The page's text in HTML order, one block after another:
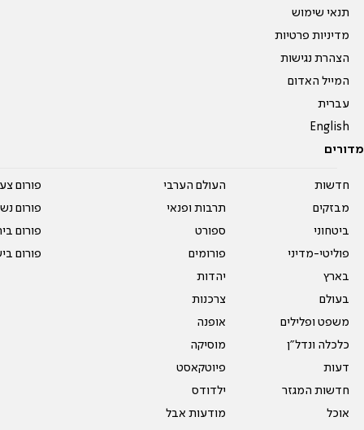
תנאי שימוש
מדיניות פרטיות
הצהרת נגישות
המייל האדום
עברית
English
מדורים
חדשות
מבזקים
ביטחוני
פוליטי-מדיני
בארץ
בעולם
משפט ופלילים
כלכלה ונדל"ן
דעות
חדשות המגזר
אוכל
העולם הערבי
תרבות ופנאי
ספורט
פורומים
יהדות
צרכנות
אופנה
מוסיקה
פיוטקאסט
ילדודס
מודעות אבל
פורום
פורום
פורום
פורום